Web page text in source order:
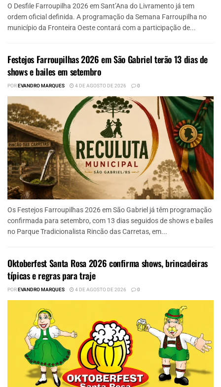
O Desfile Farroupilha 2026 em Sant’Ana do Livramento já tem
ordem oficial definida. A programação da Semana Farroupilha no
município da Fronteira Oeste contará com a participação de...
Festejos Farroupilhas 2026 em São Gabriel terão 13 dias de
shows e bailes em setembro
POREVANDRO MARQUES 4 DE AGOSTO DE 2026 0
Os Festejos Farroupilhas 2026 em São Gabriel já têm programação
confirmada para setembro, com 13 dias seguidos de shows e bailes
no Parque Tradicionalista Rincão das Carretas, em...
Oktoberfest Santa Rosa 2026 confirma shows, brincadeiras
típicas e regras para traje
POREVANDRO MARQUES 4 DE AGOSTO DE 2026 0